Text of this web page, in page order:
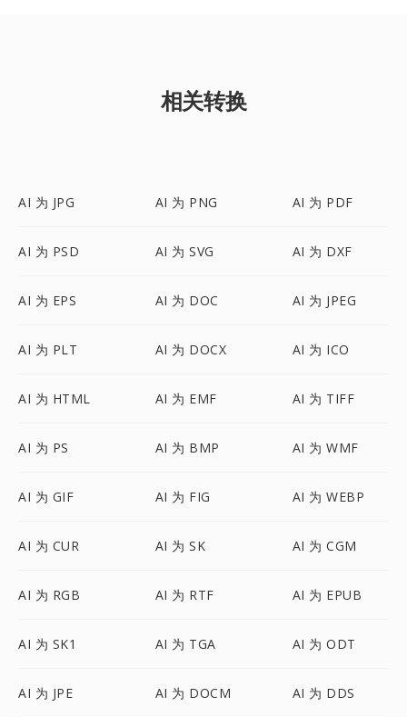
相关转换
AI 为 JPG AI 为 PNG AI 为 PDF
AI 为 PSD AI 为 SVG AI 为 DXF
AI 为 EPS AI 为 DOC AI 为 JPEG
AI 为 PLT AI 为 DOCX AI 为 ICO
AI 为 HTML AI 为 EMF AI 为 TIFF
AI 为 PS AI 为 BMP AI 为 WMF
AI 为 GIF AI 为 FIG AI 为 WEBP
AI 为 CUR AI 为 SK AI 为 CGM
AI 为 RGB AI 为 RTF AI 为 EPUB
AI 为 SK1 AI 为 TGA AI 为 ODT
AI 为 JPE AI 为 DOCM AI 为 DDS